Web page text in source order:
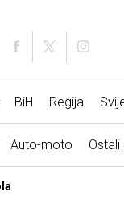
BiH Regija
Auto-moto